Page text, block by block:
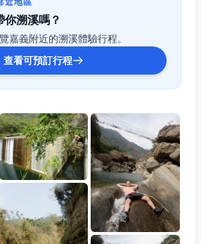
你溯溪嗎？
嘉義附近的溯溪體驗行程。
查看可預訂行程